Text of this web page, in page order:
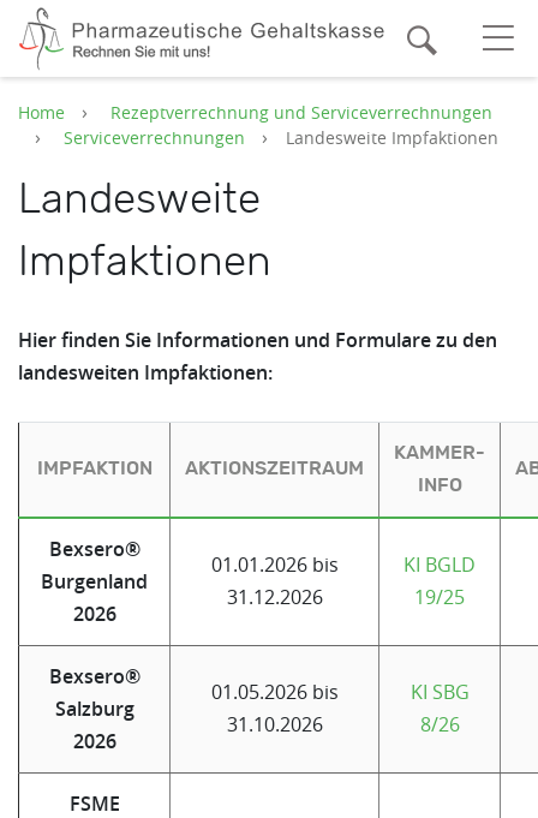
Zum Hauptinhalt springen Suche
Home
Rezeptverrechnung und Serviceverrechnungen
Serviceverrechnungen
Landesweite Impfaktionen
Landesweite
Impfaktionen
Hier finden Sie Informationen und Formulare zu den
landesweiten Impfaktionen:
IMPFAKTION AKTIONSZEITRAUM
KAMMER-
INFO
Bexsero®
Burgenland
2026
01.01.2026 bis
31.12.2026
KI BGLD
19/25
Bexsero®
Salzburg
2026
01.05.2026 bis
31.10.2026
KI SBG
8/26
FSME